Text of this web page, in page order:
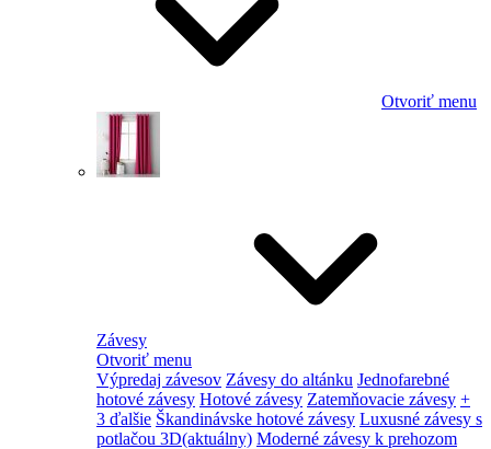
Otvoriť menu
Závesy
Otvoriť menu
Výpredaj závesov Závesy do altánku Jednofarebné
hotové závesy Hotové závesy Zatemňovacie závesy +
3 ďalšie Škandinávske hotové závesy Luxusné závesy s
potlačou 3D(aktuálny) Moderné závesy k prehozom